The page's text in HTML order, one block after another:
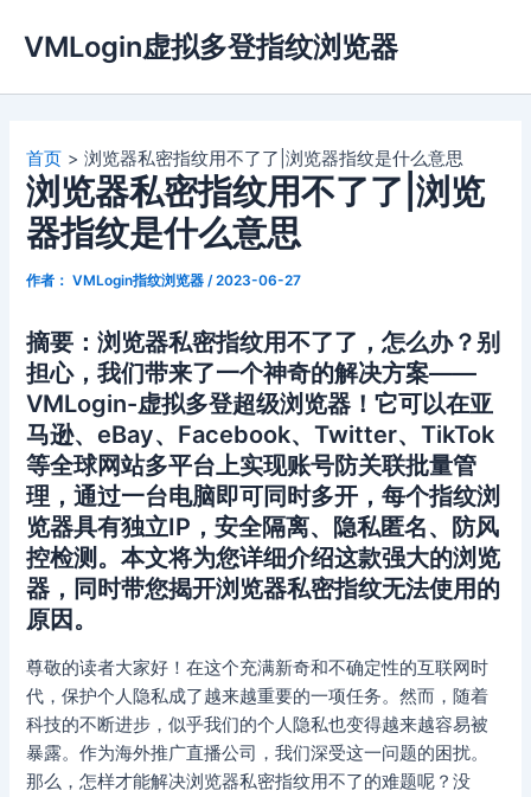
容
VMLogin虚拟多登指纹浏览器
首页 浏览器私密指纹用不了了|浏览器指纹是什么意思
浏览器私密指纹用不了了|浏览
器指纹是什么意思
作者： VMLogin指纹浏览器 /2023-06-27
摘要：浏览器私密指纹用不了了，怎么办？别
担心，我们带来了一个神奇的解决方案——
VMLogin-虚拟多登超级浏览器！它可以在亚
马逊、eBay、Facebook、Twitter、TikTok
等全球网站多平台上实现账号防关联批量管
理，通过一台电脑即可同时多开，每个指纹浏
览器具有独立IP，安全隔离、隐私匿名、防风
控检测。本文将为您详细介绍这款强大的浏览
器，同时带您揭开浏览器私密指纹无法使用的
原因。
尊敬的读者大家好！在这个充满新奇和不确定性的互联网时
代，保护个人隐私成了越来越重要的一项任务。然而，随着
科技的不断进步，似乎我们的个人隐私也变得越来越容易被
暴露。作为海外推广直播公司，我们深受这一问题的困扰。
那么，怎样才能解决浏览器私密指纹用不了的难题呢？没